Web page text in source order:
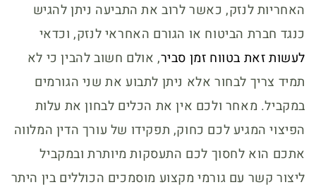
האחריות לנזק, כאשר לרוב את התביעה ניתן להגיש
כנגד חברת הביטוח או הגורם האחראי לנזק, וכדאי
לעשות זאת בטווח זמן סביר, אולם חשוב להבין כי לא
תמיד צריך לבחור אלא ניתן לתבוע את שני הגורמים
במקביל. מאחר ולכם אין את הכלים לבחון את עלות
הפיצוי המגיע לכם כחוק, תפקידו של עורך הדין המלווה
אתכם הוא לחסוך לכם התעסקות מיותרת ובמקביל
ליצור קשר עם גורמי מקצוע מוסמכים הכוללים בין היתר